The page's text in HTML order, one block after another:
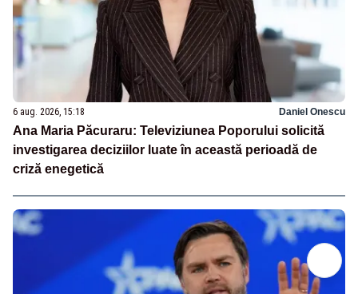
6 aug. 2026, 15:18 Daniel Onescu
Ana Maria Păcuraru: Televiziunea Poporului solicită
investigarea deciziilor luate în această perioadă de
criză enegetică